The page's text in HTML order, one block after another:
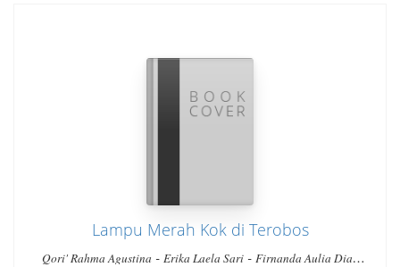
Lampu Merah Kok di Terobos
Qori' Rahma Agustina - Erika Laela Sari- Firnanda Aulia Dian